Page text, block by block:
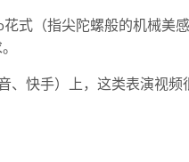
花式（指尖陀螺般的机械美
、快手）上，这类表演视